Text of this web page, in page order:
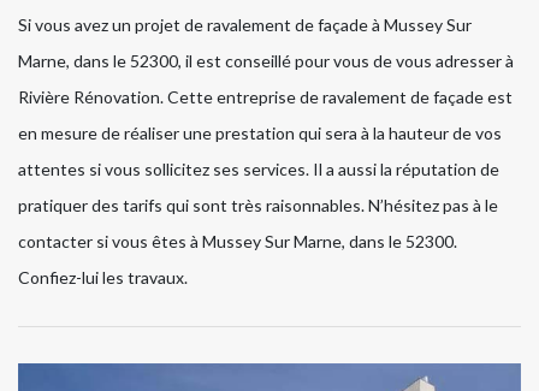
Si vous avez un projet de ravalement de façade à Mussey Sur
Marne, dans le 52300, il est conseillé pour vous de vous adresser à
Rivière Rénovation. Cette entreprise de ravalement de façade est
en mesure de réaliser une prestation qui sera à la hauteur de vos
attentes si vous sollicitez ses services. Il a aussi la réputation de
pratiquer des tarifs qui sont très raisonnables. N’hésitez pas à le
contacter si vous êtes à Mussey Sur Marne, dans le 52300.
Confiez-lui les travaux.